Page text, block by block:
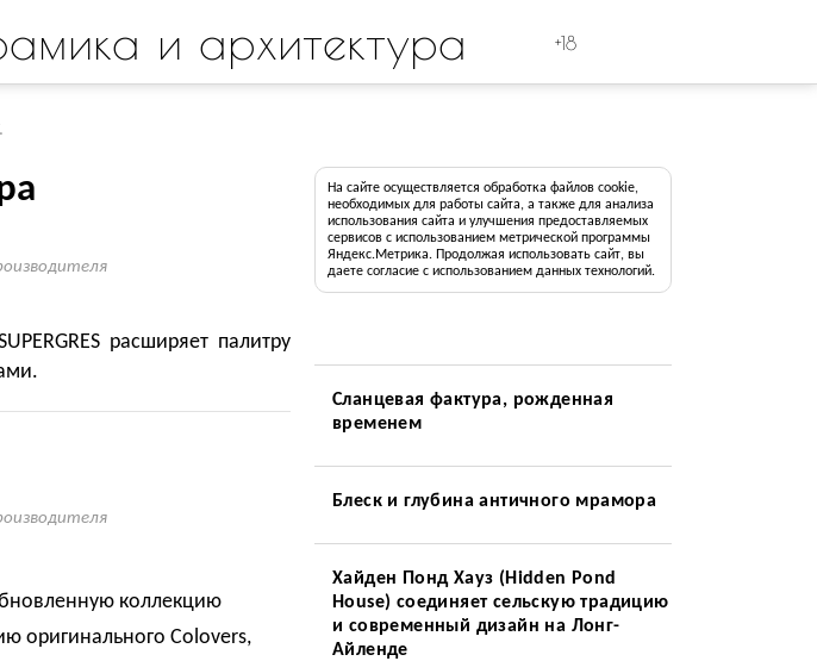
и архитектура +18
расширяет палитру
коллекцию
оригинального Colovers,
На сайте осуществляется обработка файлов cookie,
необходимых для работы сайта, а также для анализа
использования сайта и улучшения предоставляемых
сервисов с использованием метрической программы
Яндекс.Метрика. Продолжая использовать сайт, вы
даете согласие с использованием данных технологий.
Сланцевая фактура, рожденная
временем
Блеск и глубина античного мрамора
Хайден Понд Хауз (Hidden Pond
House) соединяет сельскую традицию
и современный дизайн на Лонг-
Айленде